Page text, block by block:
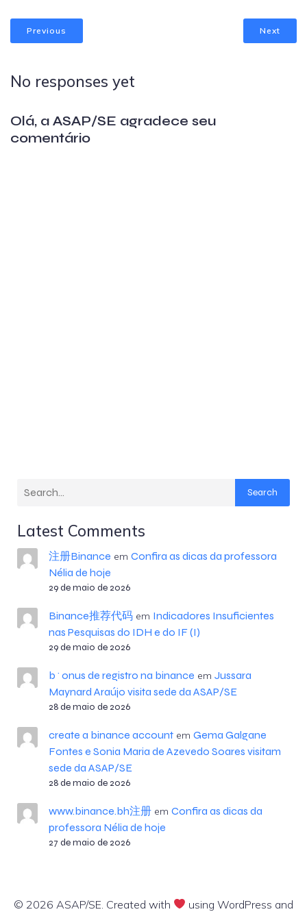
Previous Next
No responses yet
Olá, a ASAP/SE agradece seu
comentário
Search
Latest Comments
注册Binance em Confira as dicas da professora
Nélia de hoje
29 de maio de 2026
Binance推荐代码em Indicadores Insuficientes
nas Pesquisas do IDH e do IF (I)
29 de maio de 2026
b^onus de registro na binance em Jussara
Maynard Araújo visita sede da ASAP/SE
28 de maio de 2026
create a binance accountem Gema Galgane
Fontes e Sonia Maria de Azevedo Soares visitam
sede da ASAP/SE
28 de maio de 2026
www.binance.bh注册em Confira as dicas da
professora Nélia de hoje
27 de maio de 2026
© 2026 ASAP/SE. Created with
using WordPress and